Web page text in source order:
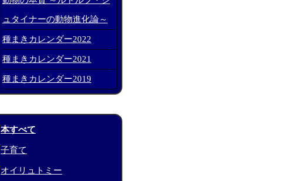
ュタイナーの動物進化論～
種まきカレンダー2022
種まきカレンダー2021
種まきカレンダー2019
本すべて
子育て
オイリュトミー